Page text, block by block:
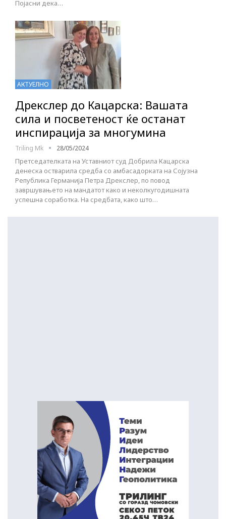
Појасни дека…
АКТУЕЛНО
Дрекслер до Кацарска: Вашата
сила и посветеност ќе останат
инспирација за многумина
Triling Mk 28/05/2024
Претседателката на Уставниот суд Добрила Кацарска
денеска остварила средба со амбасадорката на Сојузна
Република Германија Петра Дрекслер, по повод
завршувањето на мандатот како и неколкугодишната
успешна соработка. На средбата, како што…